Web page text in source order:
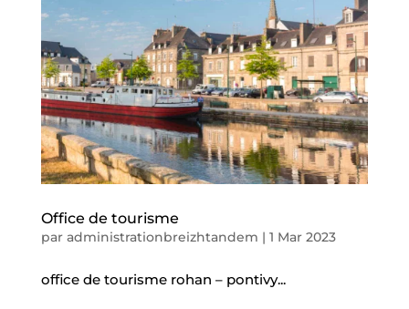
P
R
F
I
L
ACCUEIL
MA
QUOTIDIEN
Office de tourisme
par administrationbreizhtandem | 1 Mar 2023
office de tourisme rohan – pontivy...